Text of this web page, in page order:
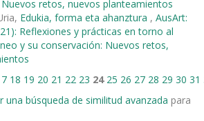
retos, nuevos planteamientos
Edukia, forma eta ahanztura , AusArt:
Reflexiones y prácticas en torno al
y su conservación: Nuevos retos,
18 19 20 21 22 23 24 25 26 27 28 29 30 31
una búsqueda de similitud avanzada para